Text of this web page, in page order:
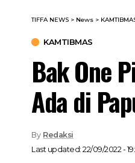
TIFFA NEWS > News >
KAMTIBMAS
Bak One
Ada di
Last updated: 22/09/2022 -
By Redaksi